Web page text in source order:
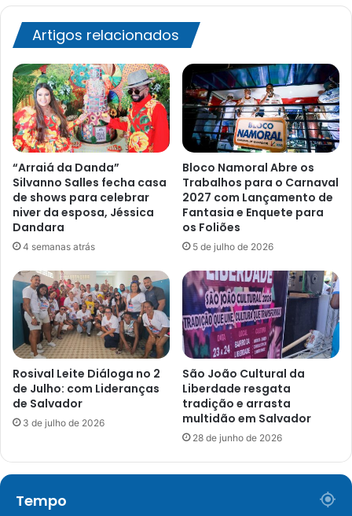
Artigos relacionados
“Arraiá da Danda”
Silvanno Salles fecha casa
de shows para celebrar
niver da esposa, Jéssica
Dandara
4 semanas atrás
Bloco Namoral Abre os
Trabalhos para o Carnaval
2027 com Lançamento de
Fantasia e Enquete para
os Foliões
5 de julho de 2026
Rosival Leite Diáloga no 2
de Julho: com Lideranças
de Salvador
3 de julho de 2026
São João Cultural da
Liberdade resgata
tradição e arrasta
multidão em Salvador
28 de junho de 2026
Tempo